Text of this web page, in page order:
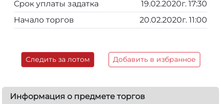
Срок уплаты задатка
19.02.2020г. 17:30
Начало торгов
20.02.2020г. 11:00
Следить за лотом Добавить в избранное
Информация о предмете торгов